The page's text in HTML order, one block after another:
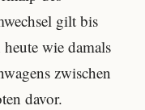
gilt bis
wie damals
zwischen
davor.